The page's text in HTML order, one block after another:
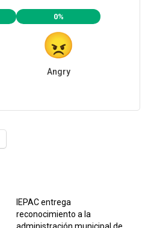
0%
Angry
IEPAC entrega
reconocimiento a la